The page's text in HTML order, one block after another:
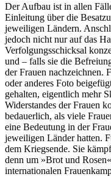
Der Aufbau ist in allen
Einleitung über die
jeweiligen Ländern.
jedoch nicht nur auf das
Verfolgungsschicksal
und – falls sie die
der Frauen nachzeichnen.
oder anderes Foto
gehalten, eigentlich mehr
Widerstandes der Frauen
bedauerlich, als viele
eine Bedeutung in der
jeweiligen Länder hatten.
dem Kriegsende. Sie
denn um »Brot und
internationalen